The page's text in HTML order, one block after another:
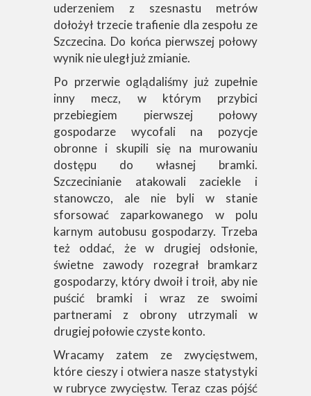
uderzeniem z szesnastu metrów
dołożył trzecie trafienie dla zespołu ze
Szczecina. Do końca pierwszej połowy
wynik nie uległ już zmianie.
Po przerwie oglądaliśmy już zupełnie
inny mecz, w którym przybici
przebiegiem pierwszej połowy
gospodarze wycofali na pozycje
obronne i skupili się na murowaniu
dostępu do własnej bramki.
Szczecinianie atakowali zaciekle i
stanowczo, ale nie byli w stanie
sforsować zaparkowanego w polu
karnym autobusu gospodarzy. Trzeba
też oddać, że w drugiej odsłonie,
świetne zawody rozegrał bramkarz
gospodarzy, który dwoił i troił, aby nie
puścić bramki i wraz ze swoimi
partnerami z obrony utrzymali w
drugiej połowie czyste konto.
Wracamy zatem ze zwycięstwem,
które cieszy i otwiera nasze statystyki
w rubryce zwycięstw. Teraz czas pójść